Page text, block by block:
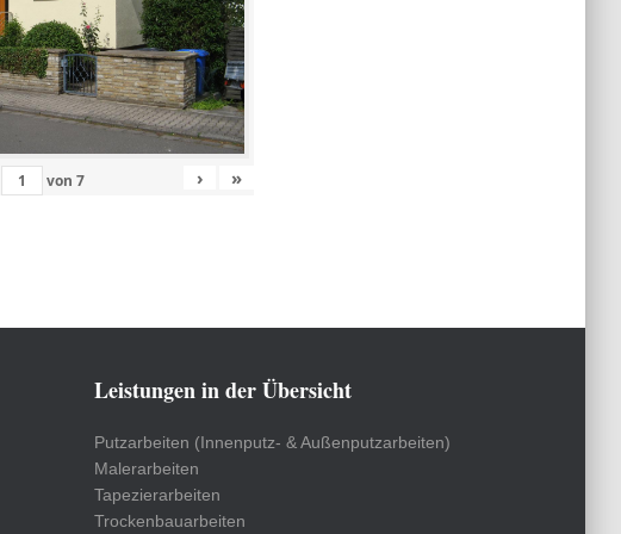
von7 › »
Leistungen in der Übersicht
Putzarbeiten (Innenputz- & Außenputzarbeiten)
Malerarbeiten
Tapezierarbeiten
Trockenbauarbeiten